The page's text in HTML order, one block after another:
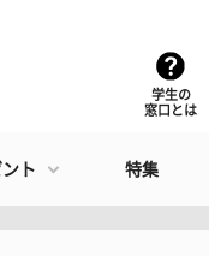
学生の
窓口とは
ト 特集